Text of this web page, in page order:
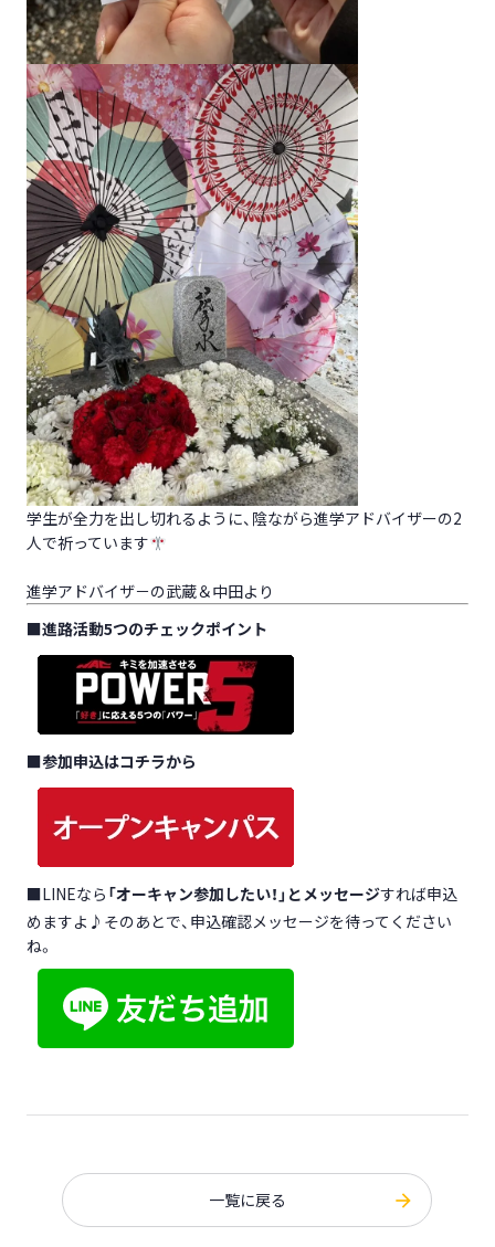
学生が全力を出し切れるように、陰ながら進学アドバイザーの2
人で祈っています
進学アドバイザ－の武蔵＆中田より
■進路活動5つのチェックポイント
■参加申込はコチラから
■LINEなら 「オーキャン参加したい！」とメッセージすれば申込
めますよ♪そのあとで、申込確認メッセージを待ってください
ね。
一覧に戻る